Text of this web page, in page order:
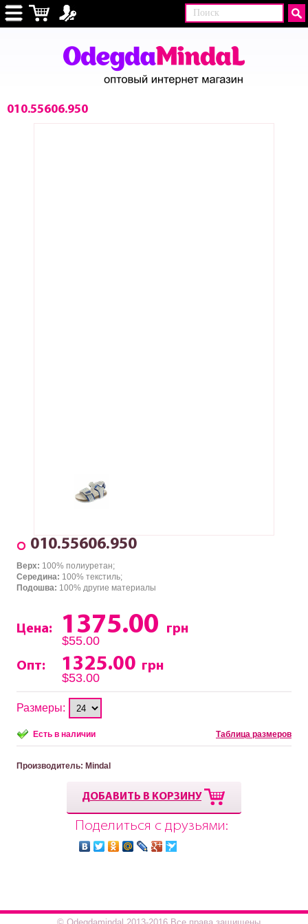
010.55606.950
010.55606.950
Верх: 100% полиуретан;
Середина: 100% текстиль;
Подошва: 100% другие материалы
Цена: 1375.00
грн
$55.00
Опт:
1325.00 грн
$53.00
Размеры:
Есть в наличии Таблица размеров
Производитель: Mindal
ДОБАВИТЬ В КОРЗИНУ
Поделиться с друзьями: